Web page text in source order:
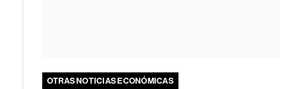
OTRAS NOTICIAS ECONÓMICAS